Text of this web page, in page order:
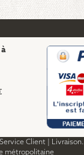
Service Client
Livraison.
métropolitaine